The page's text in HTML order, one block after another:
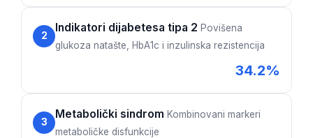
2
Indikatori dijabetesa tipa 2 Povišena
glukoza natašte, HbA1c i inzulinska rezistencija
34.2%
3
Metabolički sindrom Kombinovani markeri
metaboličke disfunkcije